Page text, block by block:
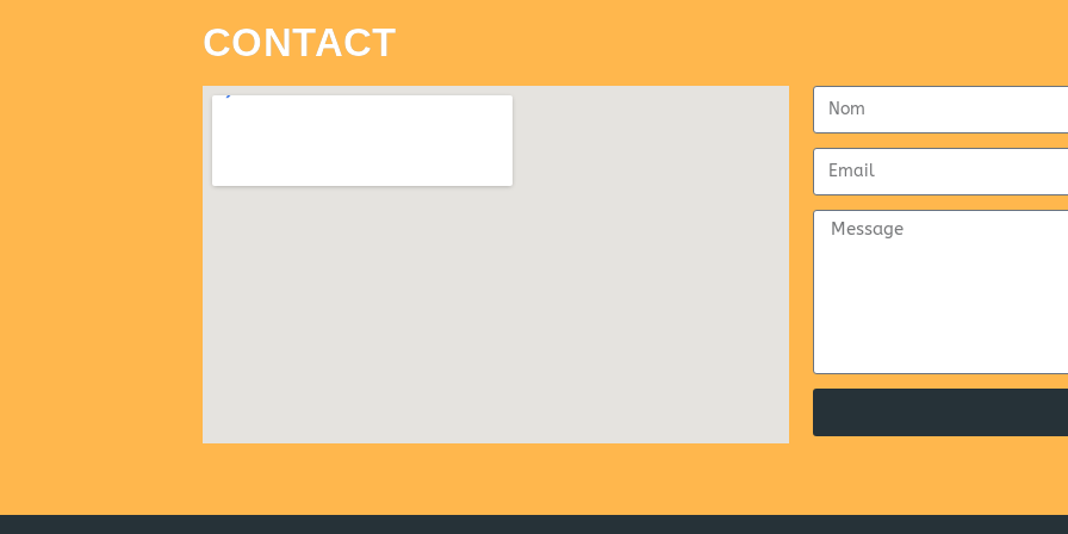
CONTACT